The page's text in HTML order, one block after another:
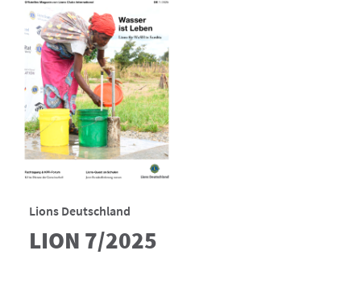
Lions Deutschland
LION 7/2025